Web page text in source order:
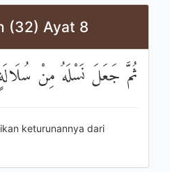
(32) Ayat 8
ثُمَّ جَعَلَ نَسْلَهُ مِنْ
keturunannya dari